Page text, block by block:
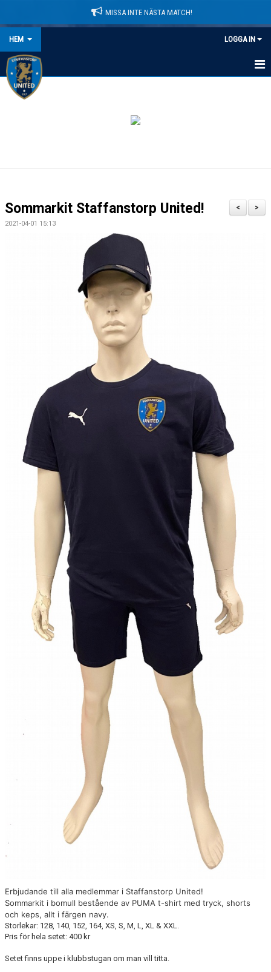
MISSA INTE NÄSTA MATCH!
HEM LOGGA IN
HEM
DOMARINFORMATION
KONTAKT/KANSLI
PARTNERS
OM SUFC
>
<
Sommarkit Staffanstorp United!
2021-04-01 15:13
Erbjudande till alla medlemmar i Staffanstorp United!
Sommarkit i bomull bestående av PUMA t-shirt med tryck, shorts
och keps, allt i färgen navy.
Storlekar: 128, 140, 152, 164, XS, S, M, L, XL & XXL.
Pris för hela setet: 400 kr
Setet finns uppe i klubbstugan om man vill titta.